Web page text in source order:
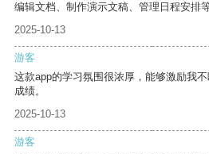
编辑文档、制作演示文稿、管理日程安排等
2025-10-13
游客
这款app的学习氛围很浓厚，能够激励我
成绩。
2025-10-13
游客